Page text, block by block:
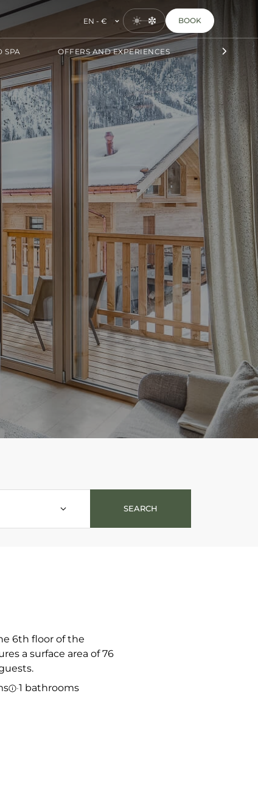
EN - € BOOK
SPA OFFERS AND EXPERIENCES
SEARCH
6th floor of the
a surface area of 76
·1 bathrooms